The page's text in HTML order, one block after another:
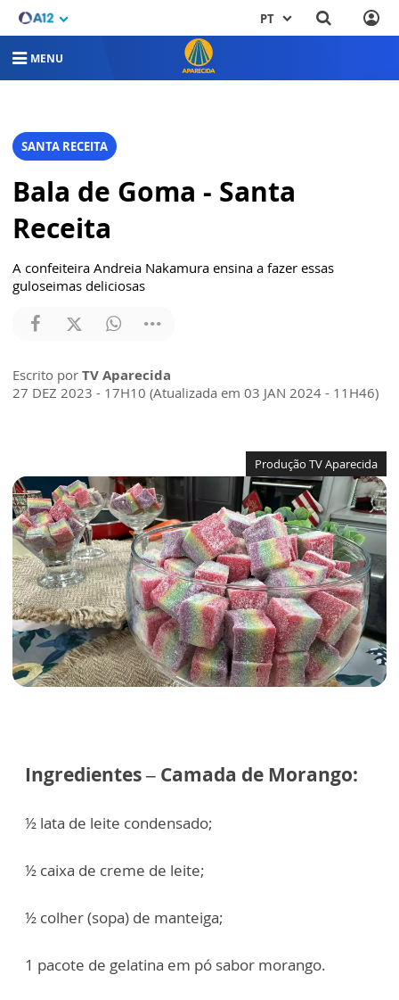
PT
MENU
SANTA RECEITA
Bala de Goma - Santa
Receita
A confeiteira Andreia Nakamura ensina a fazer essas
guloseimas deliciosas
Escrito por TV Aparecida
27 DEZ 2023 - 17H10 (Atualizada em 03 JAN 2024 - 11H46)
Produção TV Aparecida
Ingredientes – Camada de Morango:
½ lata de leite condensado;
½ caixa de creme de leite;
½ colher (sopa) de manteiga;
1 pacote de gelatina em pó sabor morango.